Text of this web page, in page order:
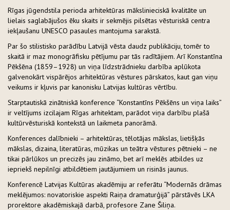
Rīgas jūgendstila perioda arhitektūras mākslinieciskā kvalitāte un
lielais saglabājušos ēku skaits ir sekmējis pilsētas vēsturiskā centra
iekļaušanu UNESCO pasaules mantojuma sarakstā.
Par šo stilistisko parādību Latvijā vēsta daudz publikāciju, tomēr to
skaitā ir maz monogrāfisku pētījumu par tās radītājiem. Arī Konstantīna
Pēkšēna (1859–1928) un viņa līdzstrādnieku darbība aplūkota
galvenokārt vispārējos arhitektūras vēstures pārskatos, kaut gan viņu
veikums ir kļuvis par kanonisku Latvijas kultūras vērtību.
Starptautiskā zinātniskā konference “Konstantīns Pēkšēns un viņa laiks”
ir veltījums izcilajam Rīgas arhitektam, parādot viņa darbību plašā
kultūrvēsturiskā kontekstā un laikmeta panorāmā.
Konferences dalībnieki – arhitektūras, tēlotājas mākslas, lietišķās
mākslas, dizaina, literatūras, mūzikas un teātra vēstures pētnieki – ne
tikai pārlūkos un precizēs jau zināmo, bet arī meklēs atbildes uz
iepriekš nepilnīgi atbildētiem jautājumiem un risinās jaunus.
Konferencē Latvijas Kultūras akadēmiju ar referātu “Modernās drāmas
meklējumos: novatoriskie aspekti Raiņa dramaturģijā” pārstāvēs LKA
prorektore akadēmiskajā darbā, profesore Zane Šiliņa.